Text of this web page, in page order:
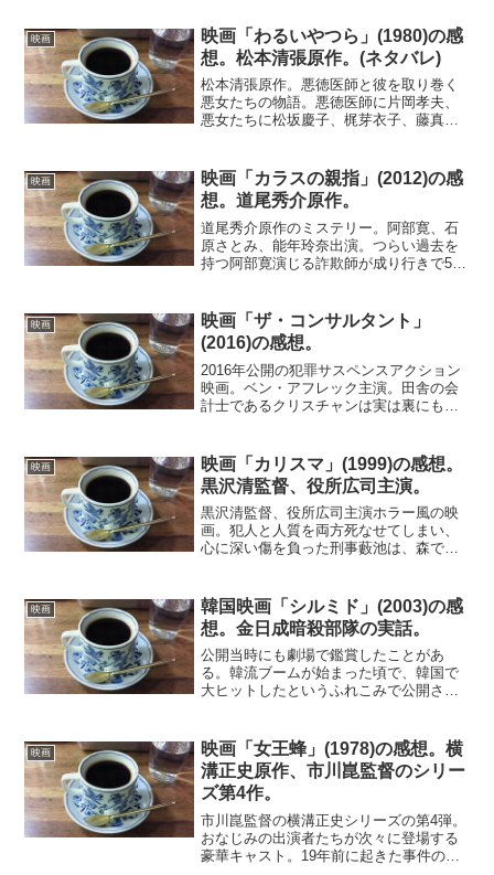
映画
映画「わるいやつら」(1980)の感
想。松本清張原作。(ネタバレ)
松本清張原作。悪徳医師と彼を取り巻く
悪女たちの物語。悪徳医師に片岡孝夫、
悪女たちに松坂慶子、梶芽衣子、藤真利
ら殺してしまう。悪女たちも相当のワル
で、人を殺すのを何とも思...
映画
映画「カラスの親指」(2012)の感
想。道尾秀介原作。
道尾秀介原作のミステリー。阿部寛、石
原さとみ、能年玲奈出演。つらい過去を
持つ阿部寛演じる詐欺師が成り行きで5人
姉の彼氏。そこにかっての因縁のある裏
社会の実力者が現れ危機...
映画
映画「ザ・コンサルタント」
(2016)の感想。
2016年公開の犯罪サスペンスアクション
映画。ベン・アフレック主演。田舎の会
計士であるクリスチャンは実は裏にもう
の不正会計調査を依頼されると、数字に
滅法強い彼は、依頼主...
映画
映画「カリスマ」(1999)の感想。
黒沢清監督、役所広司主演。
黒沢清監督、役所広司主演ホラー風の映
画。犯人と人質を両方死なせてしまい、
心に深い傷を負った刑事藪池は、森でカ
巡る争いに巻き込まれていく。そして自
分自身も木の虜になってい...
映画
韓国映画「シルミド」(2003)の感
想。金日成暗殺部隊の実話。
公開当時にも劇場で鑑賞したことがあ
る。韓流ブームが始まった頃で、韓国で
大ヒットしたというふれこみで公開され
韓流映画の歴史を振り返るという意味で
も印象に残る作品だ。実話に...
映画
映画「女王蜂」(1978)の感想。横
溝正史原作、市川崑監督のシリー
ズ第4作。
市川崑監督の横溝正史シリーズの第4弾。
おなじみの出演者たちが次々に登場する
豪華キャスト。19年前に起きた事件の捜